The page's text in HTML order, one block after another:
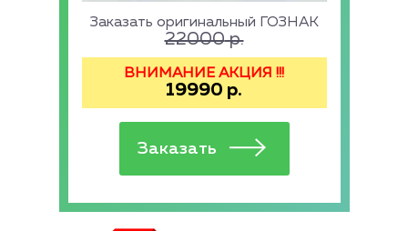
Заказать оригинальный ГОЗНАК
22000р.
ВНИМАНИЕ АКЦИЯ !!!
19990 р.